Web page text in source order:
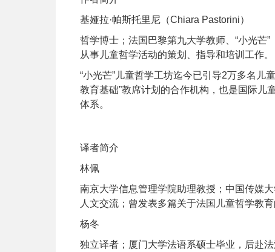
基娅拉·帕斯托里尼（Chiara Pastorini）
哲学博士；法国巴黎第九大学教师、“小光芒
从事儿童哲学活动的策划、指导和培训工作。
“小光芒”儿童哲学工坊迄今已引导2万多名儿
教育基础”教席计划的合作机构，也是国际儿
体系。
译者简介
林佩
南京大学信息管理学院助理教授；中国传媒
人文交流；曾发表多篇关于法国儿童哲学教育
杨冬
独立译者；厦门大学法语系硕士毕业，后赴